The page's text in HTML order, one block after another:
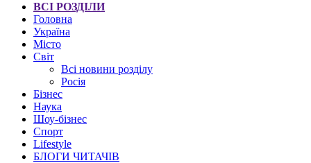
ВСІ РОЗДІЛИ
Головна
Україна
Місто
Світ
Всі новини розділу
Росія
Бізнес
Наука
Шоу-бізнес
Спорт
Lifestyle
БЛОГИ ЧИТАЧІВ